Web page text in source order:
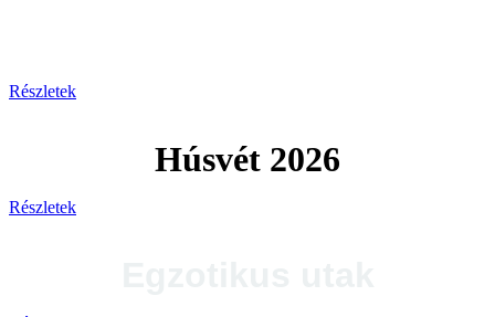
Részletek
Húsvét 2026
Részletek